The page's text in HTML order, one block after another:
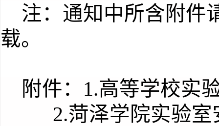
注：通知中所含附件
载。
附件： 1.高等学校实
2.菏泽学院实验